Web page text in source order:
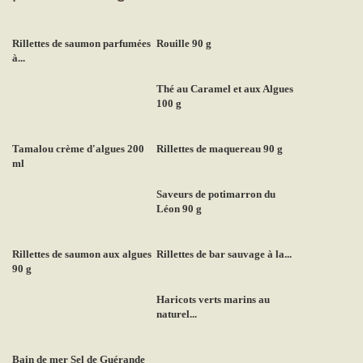
Rillettes de saumon parfumées
à...
Rouille 90 g
Thé au Caramel et aux Algues
100 g
Tamalou crème d'algues 200
ml
Rillettes de maquereau 90 g
Saveurs de potimarron du
Léon 90 g
Rillettes de saumon aux algues
90 g
Rillettes de bar sauvage à la...
Haricots verts marins au
naturel...
Bain de mer Sel de Guérande